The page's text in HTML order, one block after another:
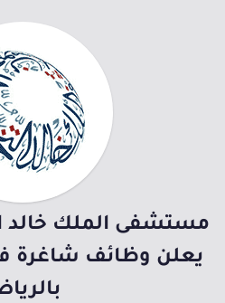
مستشفى الملك خالد
يعلن وظائف